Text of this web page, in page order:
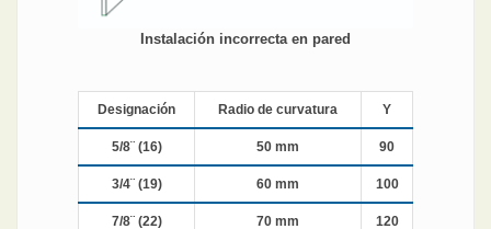
Instalación incorrecta en pared
Designación Radio de curvatura Y
5/8¨ (16) 50 mm 90
3/4¨ (19) 60 mm 100
7/8¨ (22) 70 mm 120